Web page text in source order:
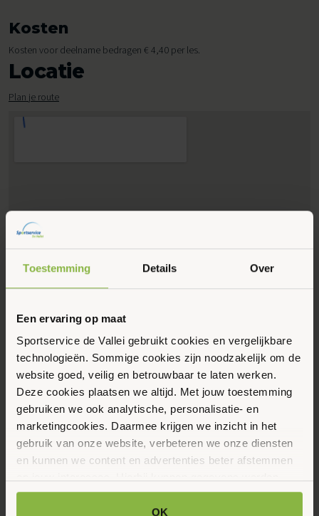
Toestemming Details Over
Een ervaring op maat
Sportservice de Vallei gebruikt cookies en vergelijkbare
technologieën. Sommige cookies zijn noodzakelijk om de
website goed, veilig en betrouwbaar te laten werken.
Deze cookies plaatsen we altijd. Met jouw toestemming
gebruiken we ook analytische, personalisatie- en
marketingcookies. Daarmee krijgen we inzicht in het
gebruik van onze website, verbeteren we onze diensten
en kunnen we content en advertenties beter afstemmen
gedeeld met externe partners.
OK
Kosten
Kosten voor deelname bedragen € 4,40 per les.
Locatie
Plan je route
Eerstvolgende data Toon alle data
Maandag
17
Augustus 2026
10:00 - 11:00
Pollenstein 174, Ede